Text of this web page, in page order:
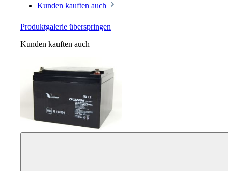
Kunden kauften auch
Produktgalerie überspringen
Kunden kauften auch